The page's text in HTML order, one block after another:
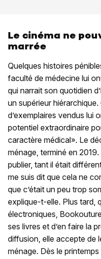
Le cinéma ne
marrée
Quelques histoires
faculté de médecine lui
qui narrait son quotidien
un supérieur hiérarchique.
d’exemplaires vendus lui
potentiel extraordinaire
caractère médical». Le
ménage, terminé en
publier, tant il était
me suis dit que cela ne
que c’était un peu trop
explique-t-elle. Plus tard,
électroniques,
ses livres et d’en faire la
diffusion, elle accepte de
ménage. Dès le